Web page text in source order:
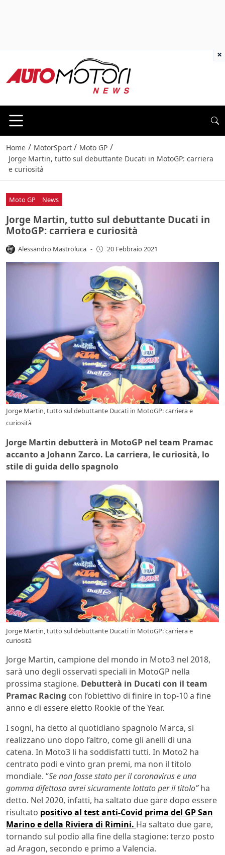
Home / MotorSport / Moto GP /
Jorge Martin, tutto sul debuttante Ducati in MotoGP: carriera
e curiosità
Moto GP News
Jorge Martin, tutto sul debuttante Ducati in
MotoGP: carriera e curiosità
Alessandro Mastroluca - 20 Febbraio 2021
Jorge Martin, tutto sul debuttante Ducati in MotoGP: carriera e
curiosità
Jorge Martin debutterà in MotoGP nel team Pramac
accanto a Johann Zarco. La carriera, le curiosità, lo
stile di guida dello spagnolo
Jorge Martin, tutto sul debuttante Ducati in MotoGP: carriera e
curiosità
Jorge Martin, campione del mondo in Moto3 nel 2018,
sarà uno degli osservati speciali in MotoGP nella
prossima stagione. Debutterà in Ducati con il team
Pramac Racing con l’obiettivo di finire in top-10 a fine
anno e di essere eletto Rookie of the Year.
I sogni, ha detto al quotidiano spagnolo Marca, si
realizzano uno dopo l’altro, come gli anelli di una
catena. In Moto3 li ha soddisfatti tutti. In Moto2 ha
centrato podi e vinto gran premi, ma non il titolo
mondiale. “Se non fosse stato per il coronavirus e una
gomma difettosa avrei sicuramente lottato per il titolo”ha
detto. Nel 2020, infatti, ha saltato due gare dopo essere
risultato positivo al test anti-Covid prima del GP San
Marino e della Riviera di Rimini. Ha saltato due gare,
tornando sul podio alla fine della stagione: terzo posto
ad Aragon, secondo e primo a Valencia.
×